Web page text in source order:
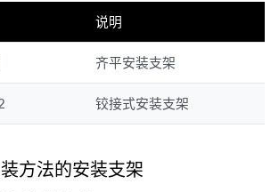
说明
齐平安装支架
铰接式安装支架
方法的安装支架